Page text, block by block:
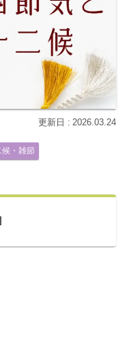
2026.03.24
・雑節